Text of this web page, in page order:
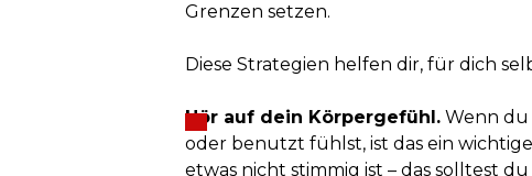
Grenzen setzen.
Diese Strategien helfen dir, für dich
Hör auf dein Körpergefühl. Wenn du
oder benutzt fühlst, ist das ein
etwas nicht stimmig ist – das solltest